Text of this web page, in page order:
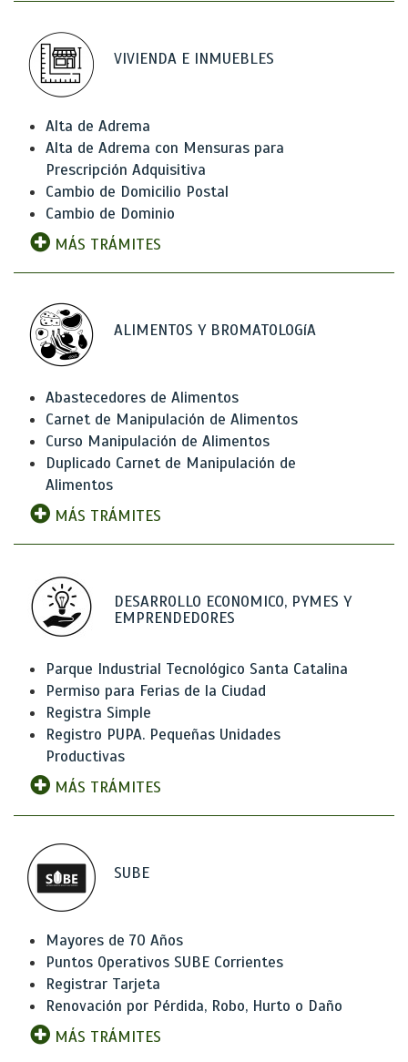
VIVIENDA E INMUEBLES
Alta de Adrema
Alta de Adrema con Mensuras para
Prescripción Adquisitiva
Cambio de Domicilio Postal
Cambio de Dominio
MÁS TRÁMITES
ALIMENTOS Y BROMATOLOGíA
Abastecedores de Alimentos
Carnet de Manipulación de Alimentos
Curso Manipulación de Alimentos
Duplicado Carnet de Manipulación de
Alimentos
MÁS TRÁMITES
DESARROLLO ECONOMICO, PYMES Y
EMPRENDEDORES
Parque Industrial Tecnológico Santa Catalina
Permiso para Ferias de la Ciudad
Registra Simple
Registro PUPA. Pequeñas Unidades
Productivas
MÁS TRÁMITES
SUBE
Mayores de 70 Años
Puntos Operativos SUBE Corrientes
Registrar Tarjeta
Renovación por Pérdida, Robo, Hurto o Daño
MÁS TRÁMITES